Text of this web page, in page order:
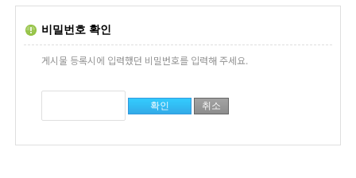
비밀번호 확인
게시물 등록시에 입력했던 비밀번호를 입력해 주세요.